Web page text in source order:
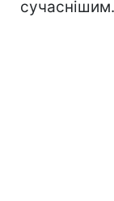
сучаснішим.